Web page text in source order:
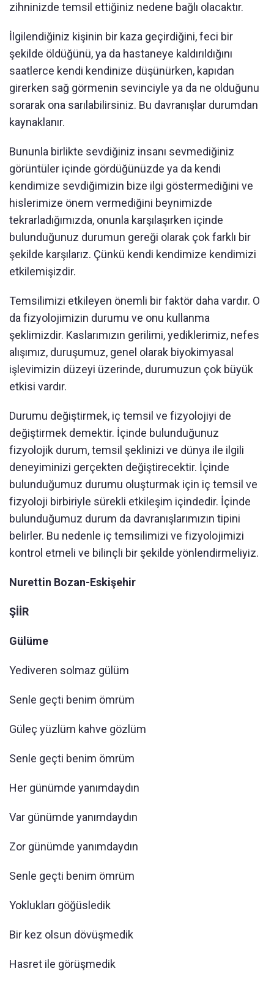
zihninizde temsil ettiğiniz nedene bağlı olacaktır.
İlgilendiğiniz kişinin bir kaza geçirdiğini, feci bir
şekilde öldüğünü, ya da hastaneye kaldırıldığını
saatlerce kendi kendinize düşünürken, kapıdan
girerken sağ görmenin sevinciyle ya da ne olduğunu
sorarak ona sarılabilirsiniz. Bu davranışlar durumdan
kaynaklanır.
Bununla birlikte sevdiğiniz insanı sevmediğiniz
görüntüler içinde gördüğünüzde ya da kendi
kendimize sevdiğimizin bize ilgi göstermediğini ve
hislerimize önem vermediğini beynimizde
tekrarladığımızda, onunla karşılaşırken içinde
bulunduğunuz durumun gereği olarak çok farklı bir
şekilde karşılarız. Çünkü kendi kendimize kendimizi
etkilemişizdir.
Temsilimizi etkileyen önemli bir faktör daha vardır. O
da fizyolojimizin durumu ve onu kullanma
şeklimizdir. Kaslarımızın gerilimi, yediklerimiz, nefes
alışımız, duruşumuz, genel olarak biyokimyasal
işlevimizin düzeyi üzerinde, durumuzun çok büyük
etkisi vardır.
Durumu değiştirmek, iç temsil ve fizyolojiyi de
değiştirmek demektir. İçinde bulunduğunuz
fizyolojik durum, temsil şeklinizi ve dünya ile ilgili
deneyiminizi gerçekten değiştirecektir. İçinde
bulunduğumuz durumu oluşturmak için iç temsil ve
fizyoloji birbiriyle sürekli etkileşim içindedir. İçinde
bulunduğumuz durum da davranışlarımızın tipini
belirler. Bu nedenle iç temsilimizi ve fizyolojimizi
kontrol etmeli ve bilinçli bir şekilde yönlendirmeliyiz.
Nurettin Bozan-Eskişehir
ŞİİR
Gülüme
Yediveren solmaz gülüm
Senle geçti benim ömrüm
Güleç yüzlüm kahve gözlüm
Senle geçti benim ömrüm
Her günümde yanımdaydın
Var günümde yanımdaydın
Zor günümde yanımdaydın
Senle geçti benim ömrüm
Yoklukları göğüsledik
Bir kez olsun dövüşmedik
Hasret ile görüşmedik